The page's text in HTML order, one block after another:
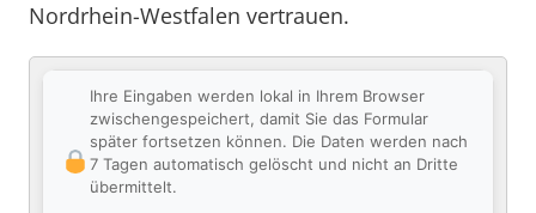
Nordrhein-Westfalen vertrauen.
Ihre Eingaben werden lokal in Ihrem Browser
zwischengespeichert, damit Sie das Formular
später fortsetzen können. Die Daten werden nach
7 Tagen automatisch gelöscht und nicht an Dritte
übermittelt.